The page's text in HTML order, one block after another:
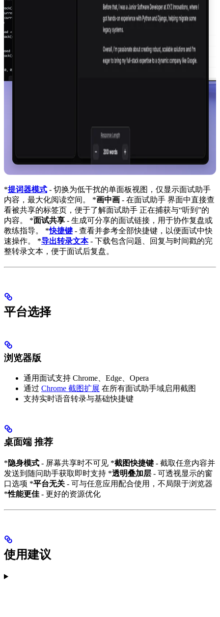
*提词器模式 - 切换为低干扰的单面板视图，仅显示面试助手
内容，最大化阅读空间。 *画中画 - 在面试助手 界面中直接查
看被共享的标签页，便于了解面试助手 正在捕获与“听到”的
内容。 *面试共享 - 生成可分享的面试链接，用于协作复盘或
教练指导。 *快捷键 - 查看并参考全部快捷键，以便面试中快
速操作。 *导出转录文本- 下载包含问题、回复与时间戳的完
整转录文本，便于面试后复盘。
平台选择
浏览器版
通用面试支持 Chrome、Edge、Opera
通过 Chrome 截图扩展 在所有面试助手域启用截图
支持实时语音转录与基础快捷键
桌面端 推荐
*隐身模式 - 屏幕共享时不可见 *截图快捷键 - 截取任意内容并
发送到随问助手获取即时支持 *透明叠加层 - 可透视显示的窗
口选项 *平台无关 - 可与任意应用配合使用，不局限于浏览器
*性能更佳 - 更好的资源优化
使用建议